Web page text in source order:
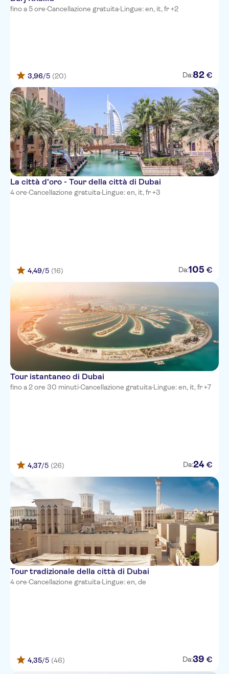
fino a 5 ore·Cancellazione gratuita·Lingue: en, it, fr +2
3,96/5 (20) Da:82 €
La città d'oro - Tour della città di Dubai
4 ore·Cancellazione gratuita·Lingue: en, it, fr +3
4,49/5 (16) Da:105 €
Tour istantaneo di Dubai
fino a 2 ore 30 minuti·Cancellazione gratuita·Lingue: en, it, fr +7
4,37/5 (26) Da:24 €
Tour tradizionale della città di Dubai
4 ore·Cancellazione gratuita·Lingue: en, de
4,35/5 (46) Da:39 €